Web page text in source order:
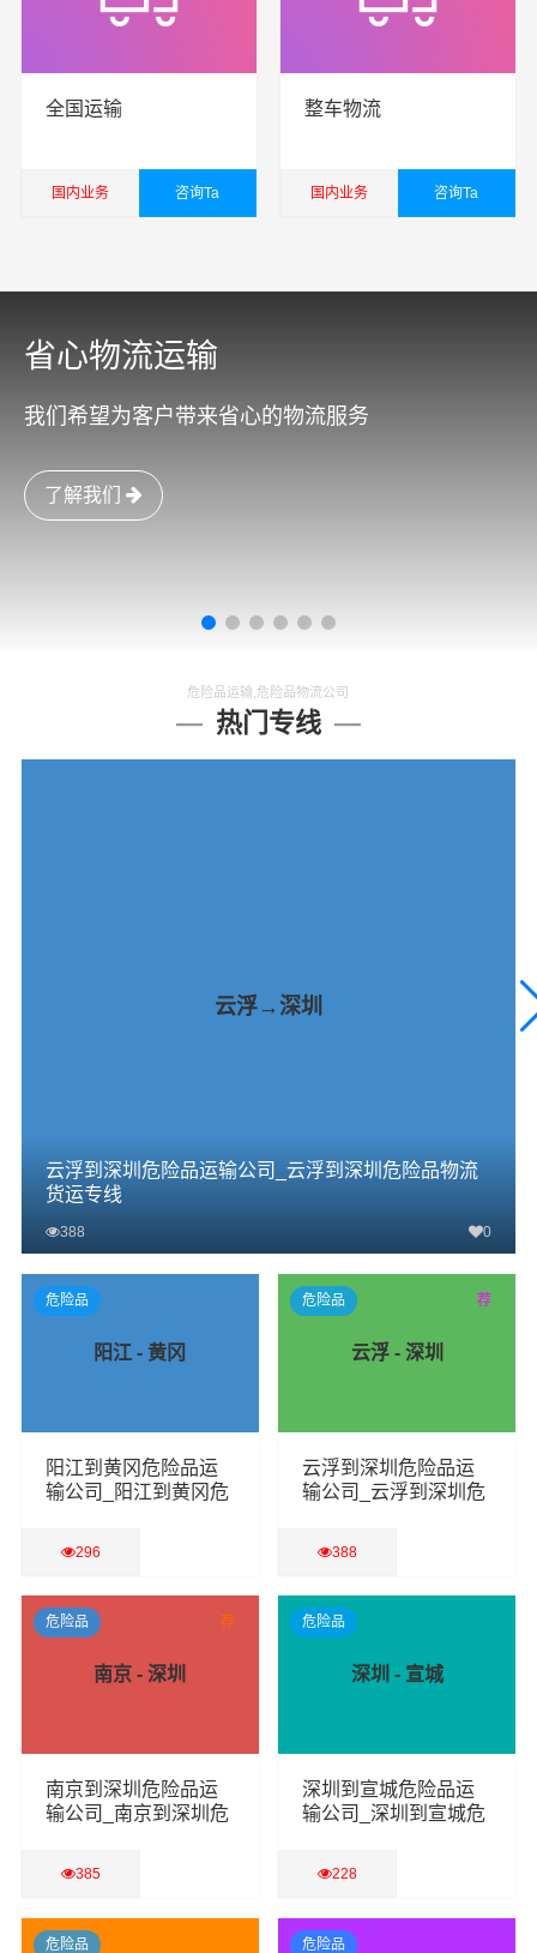
全国运输
国内业务 咨询Ta
整车物流
国内业务 咨询Ta
省心物流运输
我们希望为客户带来省心的物流服务
了解我们
危险品运输,危险品物流公司
热门专线
云浮→深圳
云浮到深圳危险品运输公司_云浮到深圳危险品物流
货运专线
388 0
查看详细
阳江 - 黄冈
阳江到黄冈危险品运
输公司_阳江到黄冈危
296
查看详细
危险品
云浮 - 深圳
云浮到深圳危险品运
输公司_云浮到深圳危
388
查看详细
危险品 荐
南京 - 深圳
南京到深圳危险品运
输公司_南京到深圳危
385
查看详细
危险品 荐
深圳 - 宣城
深圳到宣城危险品运
输公司_深圳到宣城危
228
查看详细
危险品
危险品 危险品